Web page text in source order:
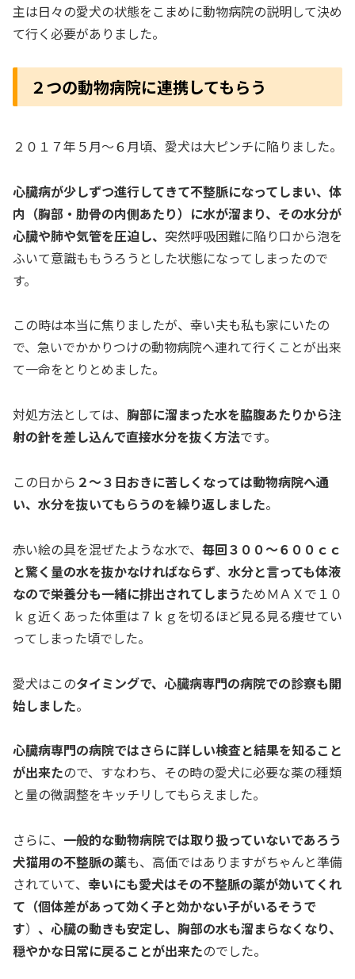
主は日々の愛犬の状態をこまめに動物病院の説明して決め
て行く必要がありました。
２つの動物病院に連携してもらう
２０１７年５月～６月頃、愛犬は大ピンチに陥りました。
心臓病が少しずつ進行してきて不整脈になってしまい、体
内（胸部・肋骨の内側あたり）に水が溜まり、その水分が
心臓や肺や気管を圧迫し、 突然呼吸困難に陥り口から泡を
ふいて意識ももうろうとした状態になってしまったので
す。
この時は本当に焦りましたが、幸い夫も私も家にいたの
で、急いでかかりつけの動物病院へ連れて行くことが出来
て一命をとりとめました。
対処方法としては、 胸部に溜まった水を脇腹あたりから注
射の針を差し込んで直接水分を抜く方法です。
この日から ２～３日おきに苦しくなっては動物病院へ通
い、水分を抜いてもらうのを繰り返しました。
赤い絵の具を混ぜたような水で、 毎回３００～６００ｃｃ
と驚く量の水を抜かなければならず、 水分と言っても体液
なので栄養分も一緒に排出されてしまう ためＭＡＸで１０
ｋｇ近くあった体重は７ｋｇを切るほど見る見る痩せてい
ってしまった頃でした。
愛犬はこのタイミングで、心臓病専門の病院での診察も開
始しました。
心臓病専門の病院ではさらに詳しい検査と結果を知ること
が出来たので、すなわち、その時の愛犬に必要な薬の種類
と量の微調整をキッチリしてもらえました。
さらに、 一般的な動物病院では取り扱っていないであろう
犬猫用の不整脈の薬も、高価ではありますがちゃんと準備
されていて、 幸いにも愛犬はその不整脈の薬が効いてくれ
て（個体差があって効く子と効かない子がいるそうで
す） 、心臓の動きも安定し、胸部の水も溜まらなくなり、
穏やかな日常に戻ることが出来たのでした。